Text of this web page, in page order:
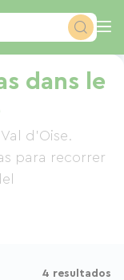
dans le
d'Oise.
para recorrer
4 resultados